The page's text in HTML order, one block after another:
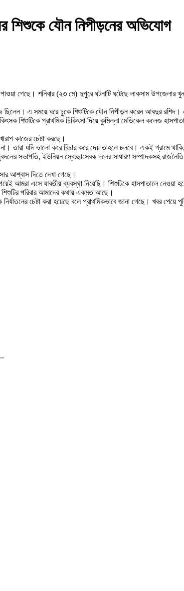
শিশুকে যৌন নিপীড়নের অভিযোগ
গেছে। শনিবার (২৩ মে) দুপুরে ঘটনাটি ঘটেছে লাকসাম
ছিলেন। এ সময়ে ঘরে ঢুকে শিশুটিকে যৌন নিপীড়ন করেন আবদুর
শিশুটিকে প্রাথমিক চিকিৎসা দিয়ে কুমিল্লা মেডিকেল কলেজ
কাজের চেষ্টা করছে।
তারা যদি ভালো করে বিচার করে দেয় তাহলে চলবে। একই গ্রামে
সভাপতি, ইউনিয়ন স্বেচ্ছাসেবক দলের সাধারণ সম্পাদকসহ
আশ্বাস দিতে দেখা গেছে।
আমরা এসে যাবতীয় ব্যবস্থা নিয়েছি। শিশুটিকে হাসপাতালে নেওয়া
শিশুটির পরিবার আমাদের কথায় একমত আছে।
নির্যাতনের চেষ্টা করা হয়েছে বলে প্রাথমিকভাবে জানা গেছে।